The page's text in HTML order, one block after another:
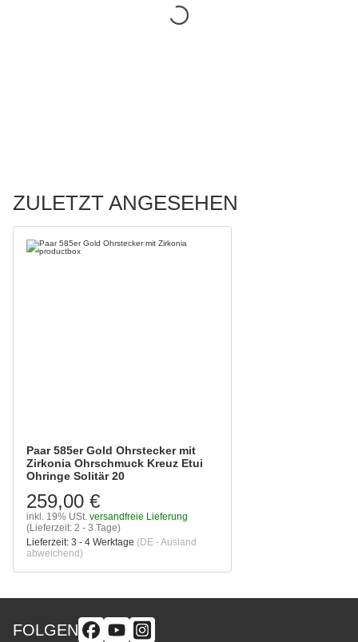
ZULETZT ANGESEHEN
Paar 585er Gold Ohrstecker mit
Zirkonia Ohrschmuck Kreuz Etui
Ohringe Solitär 20
259,00 €
inkl. 19% USt. versandfreie Lieferung
(Lieferzeit: 2 - 3 Tage)
Lieferzeit: 3 - 4 Werktage (DE - Ausland
abweichend)
FOLGEN